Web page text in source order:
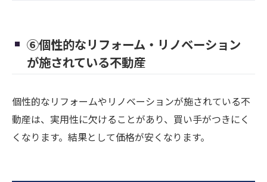
⑥個性的なリフォーム・リノベーション
が施されている不動産
個性的なリフォームやリノベーションが施されている不
動産は、実用性に欠けることがあり、買い手がつきにく
くなります。結果として価格が安くなります。